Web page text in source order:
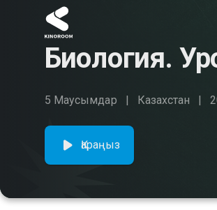
Биология.
5 Маусымдар Казахстан
Қараңыз